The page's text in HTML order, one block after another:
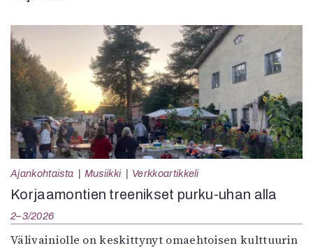
Ajankohtaista Musiikki Verkkoartikkeli
Korjaamontien treenikset purku-uhan alla
2–3/2026
Välivainiolle on keskittynyt omaehtoisen kulttuurin